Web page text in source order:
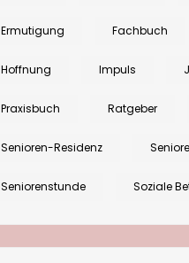
Jobstress:
meine
Ermutigung Fachbuch
Hoffnung Impuls
Praxisbuch Ratgeber
Senioren-Residenz
Seniorenstunde Soziale